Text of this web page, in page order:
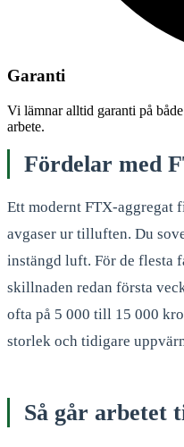
Garanti
Vi lämnar alltid garanti på
arbete.
Fördelar med
Ett modernt FTX-aggregat
avgaser ur tilluften. Du
instängd luft. För de flesta
skillnaden redan första
ofta på 5 000 till 15 000
storlek och tidigare
Så går arbetet